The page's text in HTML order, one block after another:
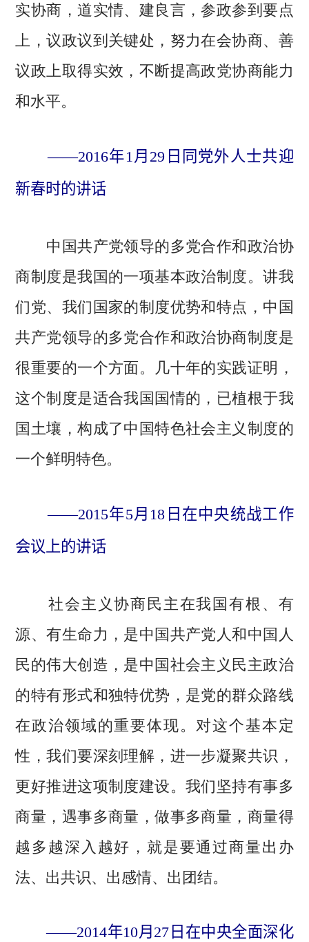
实协商，道实情、建良言，参政参到要点
上，议政议到关键处，努力在会协商、善
议政上取得实效，不断提高政党协商能力
和水平。
——2016年1月29日同党外人士共迎
新春时的讲话
中国共产党领导的多党合作和政治协
商制度是我国的一项基本政治制度。讲我
们党、我们国家的制度优势和特点，中国
共产党领导的多党合作和政治协商制度是
很重要的一个方面。几十年的实践证明，
这个制度是适合我国国情的，已植根于我
国土壤，构成了中国特色社会主义制度的
一个鲜明特色。
——2015年5月18日在中央统战工作
会议上的讲话
社会主义协商民主在我国有根、有
源、有生命力，是中国共产党人和中国人
民的伟大创造，是中国社会主义民主政治
的特有形式和独特优势，是党的群众路线
在政治领域的重要体现。对这个基本定
性，我们要深刻理解，进一步凝聚共识，
更好推进这项制度建设。我们坚持有事多
商量，遇事多商量，做事多商量，商量得
越多越深入越好，就是要通过商量出办
法、出共识、出感情、出团结。
——2014年10月27日在中央全面深化